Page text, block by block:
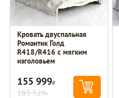
Кровать двуспальная
Романтик Голд
R418/R416 с мягким
изголовьем
155 999Р
183 529Р